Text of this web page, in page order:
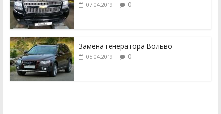
07.04.2019 0
Замена генератора Вольво
05.04.2019 0